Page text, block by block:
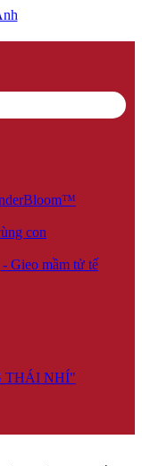
con
Gieo mầm tử tế
THÁI NHÍ"